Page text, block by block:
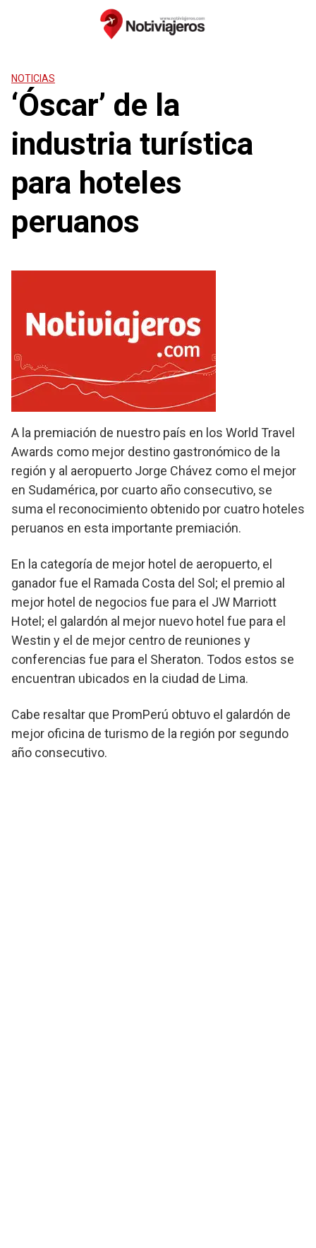
NOTICIAS
‘Óscar’ de la
industria turística
para hoteles
peruanos
A la premiación de nuestro país en los World Travel
Awards como mejor destino gastronómico de la
región y al aeropuerto Jorge Chávez como el mejor
en Sudamérica, por cuarto año consecutivo, se
suma el reconocimiento obtenido por cuatro hoteles
peruanos en esta importante premiación.
En la categoría de mejor hotel de aeropuerto, el
ganador fue el Ramada Costa del Sol; el premio al
mejor hotel de negocios fue para el JW Marriott
Hotel; el galardón al mejor nuevo hotel fue para el
Westin y el de mejor centro de reuniones y
conferencias fue para el Sheraton. Todos estos se
encuentran ubicados en la ciudad de Lima.
Cabe resaltar que PromPerú obtuvo el galardón de
mejor oficina de turismo de la región por segundo
año consecutivo.